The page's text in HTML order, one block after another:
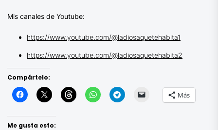
Mis canales de Youtube:
https://www.youtube.com/@ladiosaquetehabita1
https://www.youtube.com/@ladiosaquetehabita2
Compártelo:
Más
Me gusta esto: